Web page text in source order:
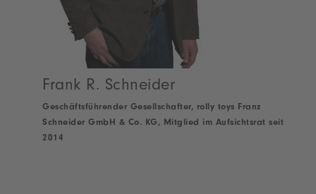
Frank R. Schneider
Geschäftsführender Gesellschafter, rolly toys Franz
Schneider GmbH & Co. KG, Mitglied im Aufsichtsrat seit
2014